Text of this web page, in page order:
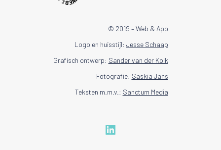
© 2019 – Web & App
Logo en huisstijl: Jesse Schaap
Grafisch ontwerp: Sander van der Kolk
Fotografie: Saskia Jans
Teksten m.m.v.: Sanctum Media